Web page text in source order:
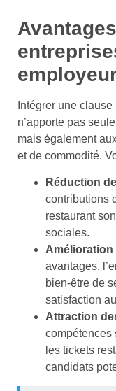
Intégrer une
n’apporte pas
mais également
et de commodité.
Réduction
contributions
restaurant
sociales.
Amélioration
avantages,
bien-être de
satisfaction
Attraction
compétences
les tickets
candidats